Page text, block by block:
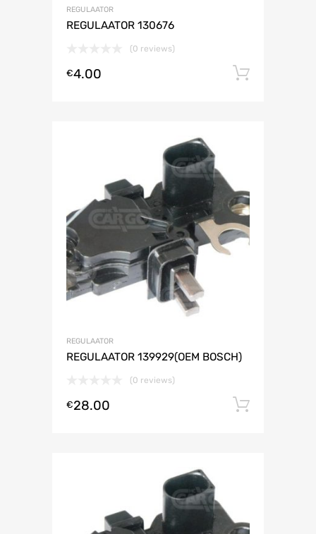
REGULAATOR
REGULAATOR 130676
(0 reviews)
€4.00
REGULAATOR
REGULAATOR 139929(OEM BOSCH)
(0 reviews)
€28.00